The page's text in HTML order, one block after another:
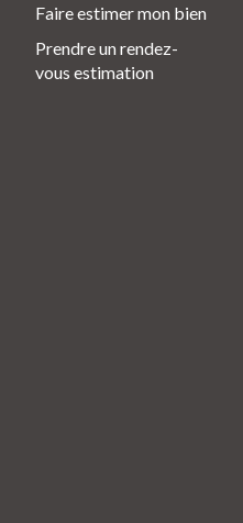
Faire estimer mon bien
Prendre un rendez-
vous estimation